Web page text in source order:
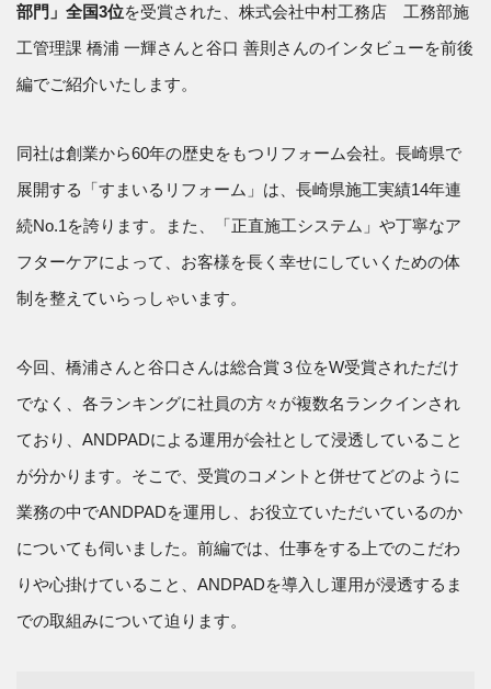
部門」全国3位を受賞された、株式会社中村工務店 工務部施
工管理課 橋浦 一輝さんと谷口 善則さんのインタビューを前後
編でご紹介いたします。
同社は創業から60年の歴史をもつリフォーム会社。長崎県で
展開する「すまいるリフォーム」は、長崎県施工実績14年連
続No.1を誇ります。また、「正直施工システム」や丁寧なア
フターケアによって、お客様を長く幸せにしていくための体
制を整えていらっしゃいます。
今回、橋浦さんと谷口さんは総合賞３位をW受賞されただけ
でなく、各ランキングに社員の方々が複数名ランクインされ
ており、ANDPADによる運用が会社として浸透していること
が分かります。そこで、受賞のコメントと併せてどのように
業務の中でANDPADを運用し、お役立ていただいているのか
についても伺いました。前編では、仕事をする上でのこだわ
りや心掛けていること、ANDPADを導入し運用が浸透するま
での取組みについて迫ります。